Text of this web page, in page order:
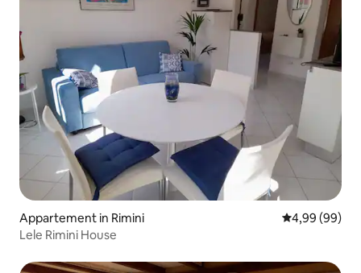
Appartement in Rimini Gemiddelde
4,99 (99)
Lele Rimini House